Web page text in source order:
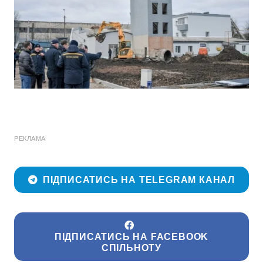
РЕКЛАМА
ПІДПИСАТИСЬ НА TELEGRAM КАНАЛ
ПІДПИСАТИСЬ НА FACEBOOK
СПІЛЬНОТУ